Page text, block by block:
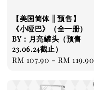
【美国简体 || 预售】
《小哑巴》（全一册）
BY：月亮罐头（预售
23.06.24截止）
Regular
RM 107.90 -RM 119.90